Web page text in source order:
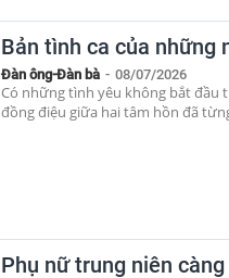
Bản tình ca của những
Đàn ông-Đàn bà - 08/07/2026
Có những tình yêu không bắt đầu
đồng điệu giữa hai tâm hồn đã
Phụ nữ trung niên